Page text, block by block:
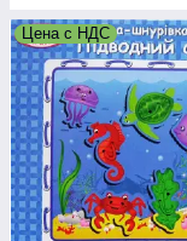
Цена с НДС